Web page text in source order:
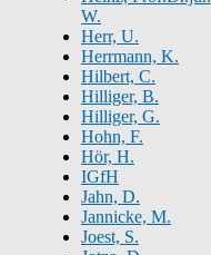
W.
Herr, U.
Herrmann, K.
Hilbert, C.
Hilliger, B.
Hilliger, G.
Hohn, F.
Hör, H.
IGfH
Jahn, D.
Jannicke, M.
Joest, S.